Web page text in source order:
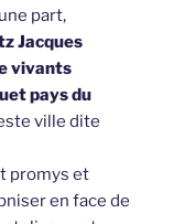
part,
Jacques
vivants
pays du
ville dite
promys et
en face de